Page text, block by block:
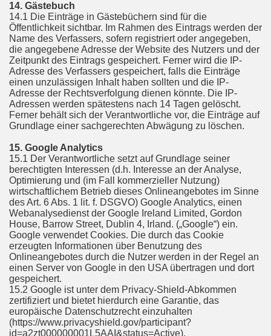
14. Gästebuch
14.1 Die Einträge in Gästebüchern sind für die
Öffentlichkeit sichtbar. Im Rahmen des Eintrags werden der
Name des Verfassers, sofern registriert oder angegeben,
die angegebene Adresse der Website des Nutzers und der
Zeitpunkt des Eintrags gespeichert. Ferner wird die IP-
Adresse des Verfassers gespeichert, falls die Einträge
einen unzulässigen Inhalt haben sollten und die IP-
Adresse der Rechtsverfolgung dienen könnte. Die IP-
Adressen werden spätestens nach 14 Tagen gelöscht.
Ferner behält sich der Verantwortliche vor, die Einträge auf
Grundlage einer sachgerechten Abwägung zu löschen.
15. Google Analytics
15.1 Der Verantwortliche setzt auf Grundlage seiner
berechtigten Interessen (d.h. Interesse an der Analyse,
Optimierung und (im Fall kommerzieller Nutzung)
wirtschaftlichem Betrieb dieses Onlineangebotes im Sinne
des Art. 6 Abs. 1 lit. f. DSGVO) Google Analytics, einen
Webanalysedienst der Google Ireland Limited, Gordon
House, Barrow Street, Dublin 4, Irland. („Google“) ein.
Google verwendet Cookies. Die durch das Cookie
erzeugten Informationen über Benutzung des
Onlineangebotes durch die Nutzer werden in der Regel an
einen Server von Google in den USA übertragen und dort
gespeichert.
15.2 Google ist unter dem Privacy-Shield-Abkommen
zertifiziert und bietet hierdurch eine Garantie, das
europäische Datenschutzrecht einzuhalten
(https://www.privacyshield.gov/participant?
id=a2zt000000001L5AAI&status=Active).